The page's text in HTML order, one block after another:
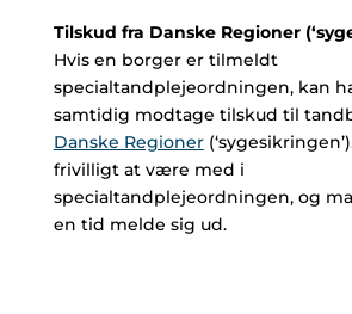
Tilskud fra Danske Regioner
Hvis en borger er tilmeldt
specialtandplejeordningen, kan
samtidig modtage tilskud til
Danske Regioner
frivilligt at være med i
specialtandplejeordningen, og
en tid melde sig ud.